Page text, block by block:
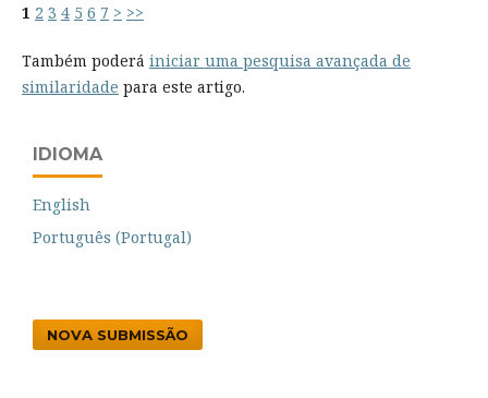
1 2 3 4 5 6 7 > >>
Também poderá iniciar uma pesquisa avançada de
similaridade para este artigo.
IDIOMA
English
Português (Portugal)
NOVA SUBMISSÃO